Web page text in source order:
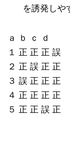
を誘発しや
ａ ｂ ｃ ｄ
１ 正 正 正 誤
２ 正 誤 正 正
３ 誤 正 正 正
４ 正 正 正 正
５ 正 正 誤 正